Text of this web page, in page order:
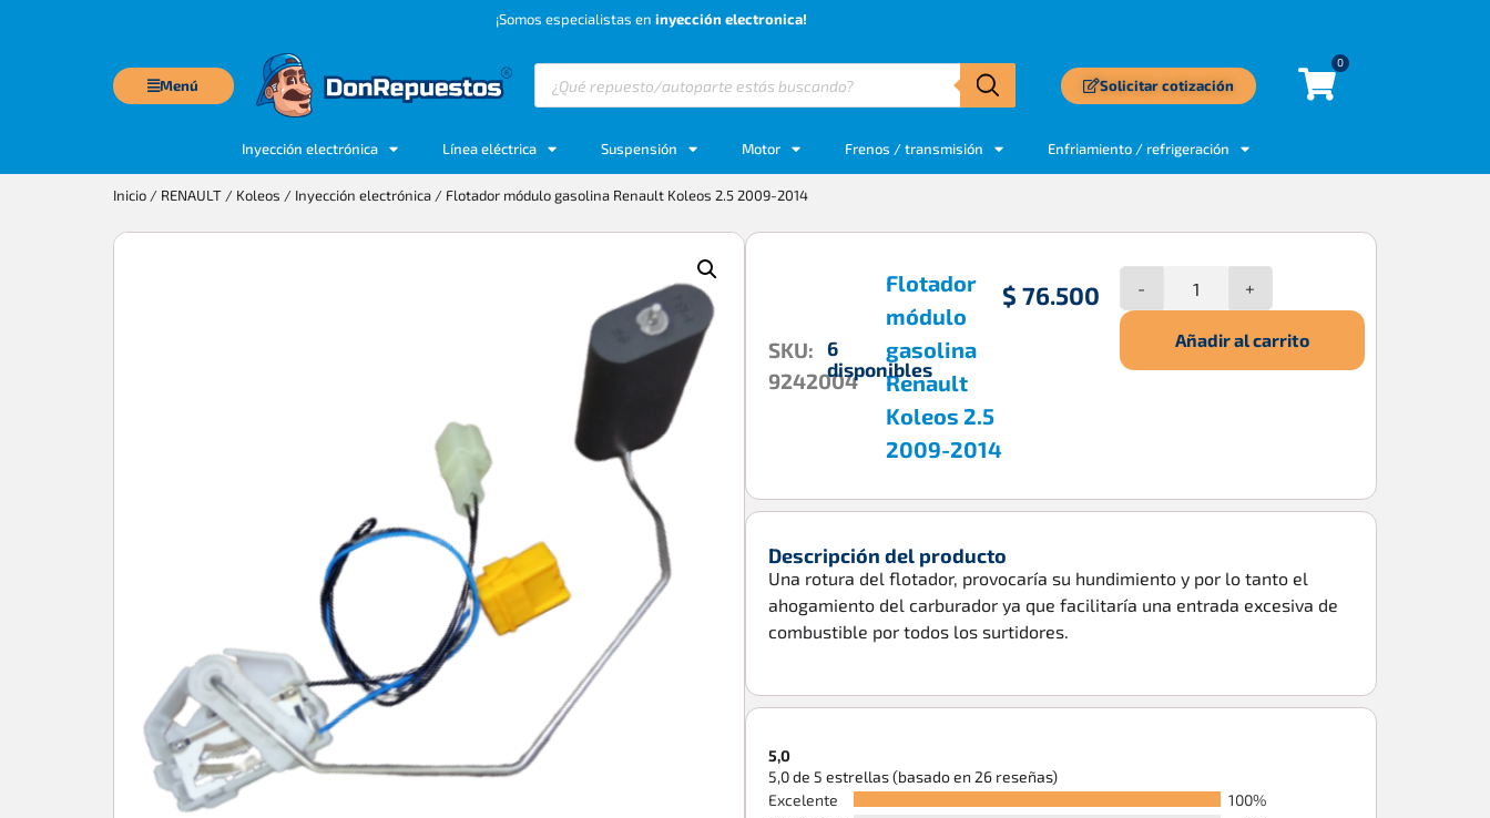
¡Somos especialistas en inyección electronica!
Menú Solicitar cotización
0
Inyección electrónica Línea eléctrica Suspensión Motor Frenos / transmisión Enfriamiento / refrigeración
Inicio / RENAULT / Koleos / Inyección electrónica / Flotador módulo gasolina Renault Koleos 2.5 2009-2014
Flotador
módulo
gasolina
Renault
Koleos 2.5
2009-2014
$ 76.500
SKU:
9242004
6
disponibles
- +
Añadir al carrito
Descripción del producto
Una rotura del flotador, provocaría su hundimiento y por lo tanto el
ahogamiento del carburador ya que facilitaría una entrada excesiva de
combustible por todos los surtidores.
5,0
5,0 de 5 estrellas (basado en 26 reseñas)
Excelente
100%